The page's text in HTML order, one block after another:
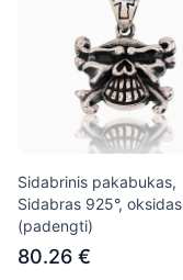
Sidabrinis pakabukas,
Sidabras 925°, oksidas
(padengti)
80.26 €